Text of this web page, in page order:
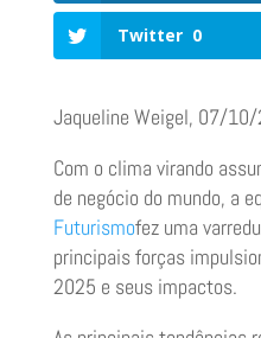
Twitter 0
Jaqueline Weigel, 07/
Com o clima virando
de negócio do mundo, a
Futurismofez uma
principais forças
2025 e seus impactos.